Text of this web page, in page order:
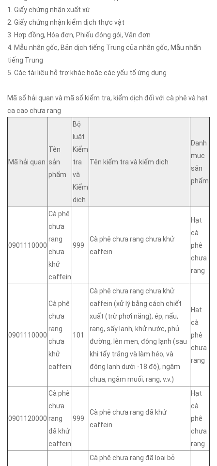
1. Giấy chứng nhận xuất xứ
2. Giấy chứng nhận kiểm dịch thực vật
3. Hợp đồng, Hóa đơn, Phiếu đóng gói, Vận đơn
4. Mẫu nhãn gốc, Bản dịch tiếng Trung của nhãn gốc, Mẫu nhãn
tiếng Trung
5. Các tài liệu hỗ trợ khác hoặc các yếu tố ứng dụng
Mã số hải quan và mã số kiểm tra, kiểm dịch đối với cà phê và hạt
ca cao chưa rang
Mã hải quan
Tên
sản
phẩm
Bộ
luật
Kiểm
tra
và
Kiểm
dịch
Tên kiểm tra và kiểm dịch
Danh
mục
sản
phẩm
0901110000
Cà phê
chưa
rang
chưa
khử
caffein
999
Cà phê chưa rang chưa khử
caffein
Hạt
cà
phê
chưa
rang
0901110000
Cà phê
chưa
rang
chưa
khử
caffein
101
Cà phê chưa rang chưa khử
caffein (xử lý bằng cách chiết
xuất (trừ phơi nắng), ép, nấu,
rang, sấy lạnh, khử nước, phủ
đường, lên men, đông lạnh (sau
khi tẩy trắng và làm héo, và
đông lạnh dưới -18 độ), ngâm
chua, ngâm muối, rang, v.v.)
Hạt
cà
phê
chưa
rang
0901120000
Cà phê
chưa
rang
đã khử
caffein
999
Cà phê chưa rang đã khử
caffein
Hạt
cà
phê
chưa
rang
Cà phê chưa rang đã loại bỏ